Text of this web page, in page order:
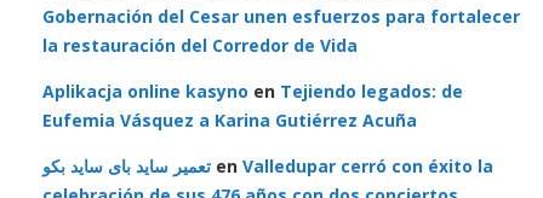
Gobernación del Cesar unen esfuerzos para fortalecer
la restauración del Corredor de Vida
Aplikacja online kasyno en Tejiendo legados: de
Eufemia Vásquez a Karina Gutiérrez Acuña
تعمیر ساید بای ساید بکو en Valledupar cerró con éxito la